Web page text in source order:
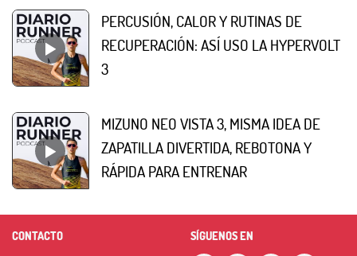
PERCUSIÓN, CALOR Y RUTINAS DE
RECUPERACIÓN: ASÍ USO LA HYPERVOLT
3
MIZUNO NEO VISTA 3, MISMA IDEA DE
ZAPATILLA DIVERTIDA, REBOTONA Y
RÁPIDA PARA ENTRENAR
CONTACTO SÍGUENOS EN